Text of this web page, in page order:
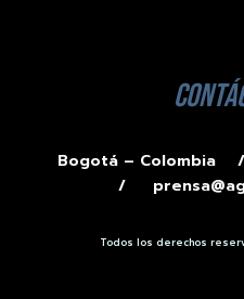
Bogotá –
/
Todos los derechos